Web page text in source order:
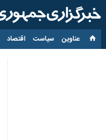
عناوین‌ سیاست اقتصاد